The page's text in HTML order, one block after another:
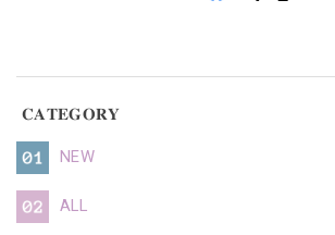
𝐂𝐀𝐓𝐄𝐆𝐎𝐑𝐘
NEW
ALL